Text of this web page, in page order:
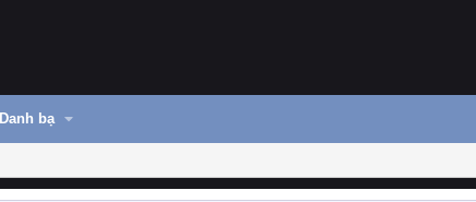
Danh bạ